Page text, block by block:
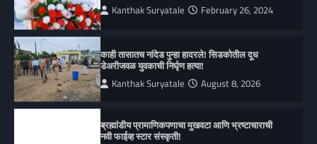
Kanthak Suryatale February 26, 2024
काही तासातच नांदेड पुन्हा हादरले! सिडकोतील दूध
डेअरीजवळ युवकाची निर्घृण हत्या!
Kanthak Suryatale August 8, 2026
ब्रह्मांडीय प्रामाणिकपणाचा मुखवटा आणि भ्रष्टाचाराची
नवी फाईव्ह स्टार संस्कृती!